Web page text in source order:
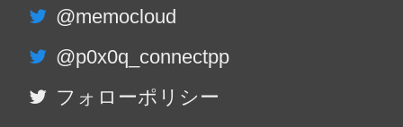
@memocloud
@p0x0q_connectpp
フォローポリシー